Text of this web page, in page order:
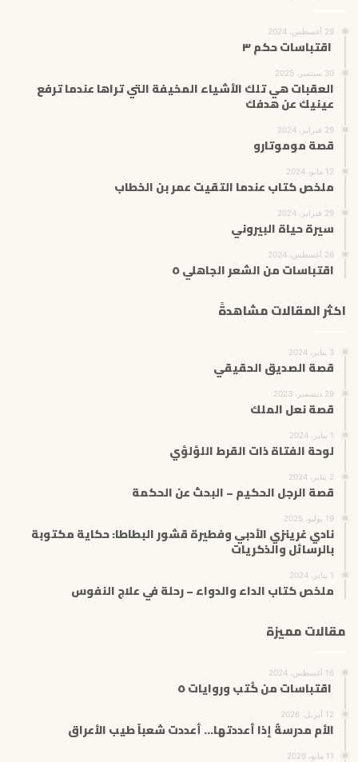
29 أغسطس، 2024
اقتباسات حكم ٣
30 سبتمبر، 2025
العقبات هي تلك الأشياء المخيفة التي تراها عندما ترفع
عينيك عن هدفك
29 فبراير، 2024
قصة موموتارو
12 مايو، 2024
ملخص كتاب عندما التقيت عمر بن الخطاب
29 فبراير، 2024
سيرة حياة البيروني
26 أغسطس، 2024
اقتباسات من الشعر الجاهلي ٥
اكثر المقالات مشاهدةً
3 يناير، 2024
قصة الصديق الحقيقي
29 ديسمبر، 2023
قصة نعل الملك
1 يناير، 2024
لوحة الفتاة ذات القرط اللؤلؤي
2 يناير، 2024
قصة الرجل الحكيم – البحث عن الحكمة
19 يوليو، 2025
نادي غرينزي الأدبي وفطيرة قشور البطاطا: حكاية مكتوبة
بالرسائل والذكريات
1 يناير، 2024
ملخص كتاب الداء والدواء – رحلة في علاج النفوس
مقالات مميزة
16 أغسطس، 2024
اقتباسات من كُتب وروايات ٥
12 أبريل، 2026
الأم مدرسةٌ إذا أعددتها… أعددت شعباً طيب الأعراق
11 مايو، 2026